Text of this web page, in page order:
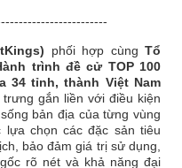
phối hợp cùngTổ
trình đề cử TOP 100
34 tỉnh, thành Việt Nam
gắn liền với điều kiện
bản địa của từng vùng
lựa chọn các đặc sản tiêu
bảo đảm giá trị sử dụng,
rõ nét và khả năng đại